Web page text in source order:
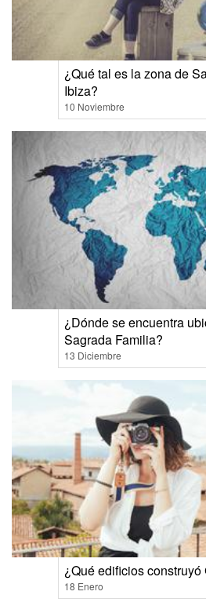
¿Qué tal es la zona de
Ibiza?
10 Noviembre
¿Dónde se encuentra
Sagrada Familia?
13 Diciembre
¿Qué edificios construyó
18 Enero